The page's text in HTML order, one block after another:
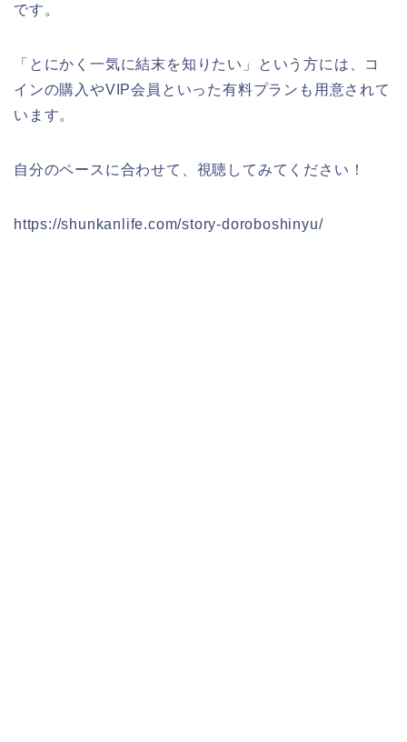
です。
「とにかく一気に結末を知りたい」という方には、コ
インの購入やVIP会員といった有料プランも用意されて
います。
自分のペースに合わせて、視聴してみてください！
https://shunkanlife.com/story-doroboshinyu/